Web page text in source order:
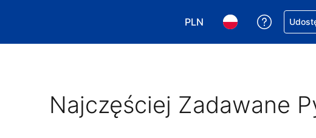
PLN
Wybierz walutę. Wybrana
Wybierz język.
Uzyskaj
Najczęściej Zadawane